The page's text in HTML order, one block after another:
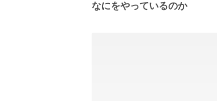
なにをやっているのか